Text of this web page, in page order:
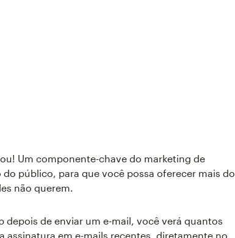
Um componente-chave do marketing de
público, para que você possa oferecer mais do
não querem.
depois de enviar um e-mail, você verá quantos
em e-mails recentes, diretamente no